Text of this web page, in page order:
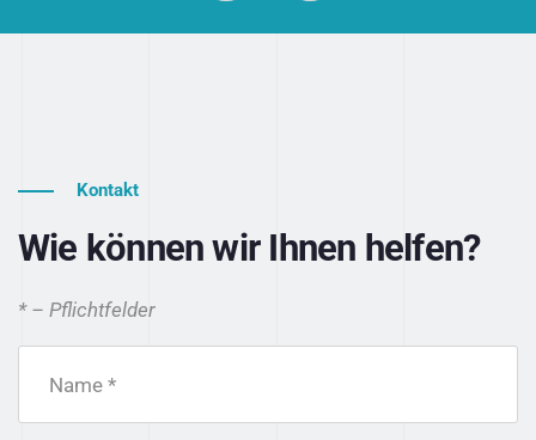
Kontakt
Wie können wir Ihnen helfen?
* – Pflichtfelder
Name *